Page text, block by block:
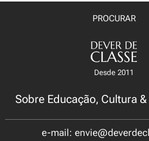
PROCURAR
Desde 2011
Sobre Educação, Cultura
e-mail: